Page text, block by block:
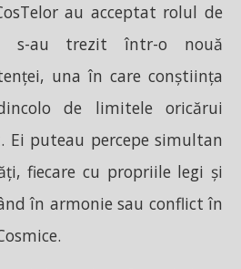
au acceptat rolul de
s-au trezit într-o nouă
una în care conștiința
de limitele oricărui
Ei puteau percepe simultan
fiecare cu propriile legi și
în armonie sau conflict în